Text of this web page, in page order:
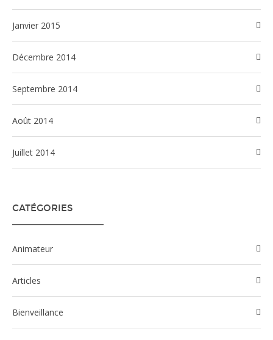
janvier 2015
décembre 2014
septembre 2014
août 2014
juillet 2014
CATÉGORIES
Animateur
Articles
Bienveillance